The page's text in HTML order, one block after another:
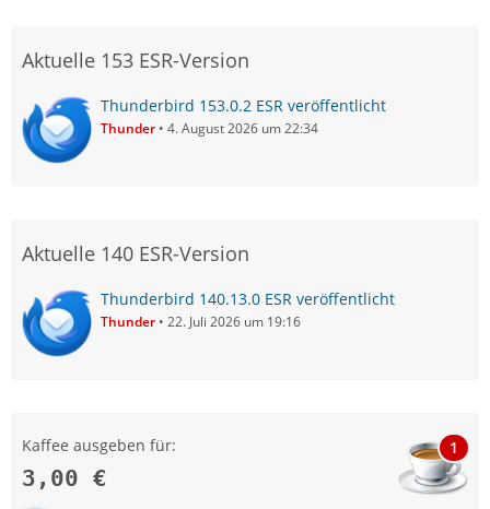
Aktuelle 153 ESR-Version
Thunderbird 153.0.2 ESR veröffentlicht
Thunder 4. August 2026 um 22:34
Aktuelle 140 ESR-Version
Thunderbird 140.13.0 ESR veröffentlicht
Thunder 22. Juli 2026 um 19:16
Kaffee ausgeben für:
3,00 €
1